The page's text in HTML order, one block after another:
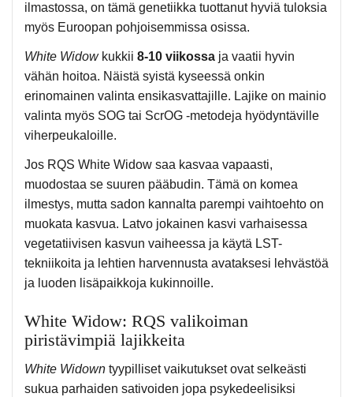
ilmastossa, on tämä genetiikka tuottanut hyviä tuloksia
myös Euroopan pohjoisemmissa osissa.
White Widowkukkii 8-10 viikossa ja vaatii hyvin
vähän hoitoa. Näistä syistä kyseessä onkin
erinomainen valinta ensikasvattajille. Lajike on mainio
valinta myös SOG tai ScrOG -metodeja hyödyntäville
viherpeukaloille.
Jos RQS White Widow saa kasvaa vapaasti,
muodostaa se suuren pääbudin. Tämä on komea
ilmestys, mutta sadon kannalta parempi vaihtoehto on
muokata kasvua. Latvo jokainen kasvi varhaisessa
vegetatiivisen kasvun vaiheessa ja käytä LST-
tekniikoita ja lehtien harvennusta avataksesi lehvästöä
ja luoden lisäpaikkoja kukinnoille.
White Widow: RQS valikoiman
piristävimpiä lajikkeita
White Widown tyypilliset vaikutukset ovat selkeästi
sukua parhaiden sativoiden jopa psykedeelisiksi